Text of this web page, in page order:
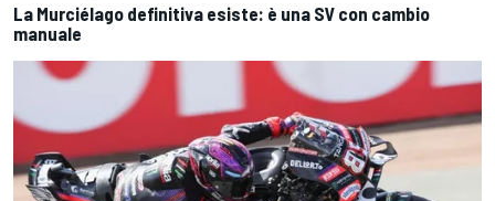
La Murciélago definitiva esiste: è una SV con cambio
manuale